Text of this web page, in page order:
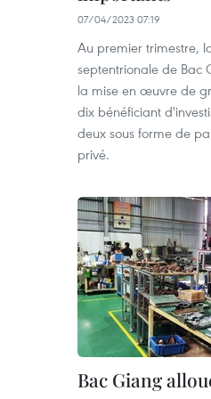
07/04/2023 07:19
Au premier trimestre,
septentrionale de Bac
la mise en œuvre de
dix bénéficiant
deux sous forme de
privé.
Bac Giang